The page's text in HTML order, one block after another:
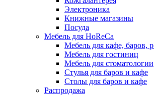
Электроника
Книжные магазины
Посуда
Мебель для HoReCa
Мебель для кафе, баров,
Мебель для гостиниц
Мебель для стоматологии
Стулья для баров и кафе
Столы для баров и кафе
Распродажа